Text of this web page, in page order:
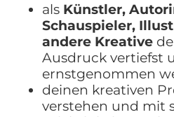
als Künstler,
Schauspieler,
andere Kreative
Ausdruck vertiefst
ernstgenommen
deinen kreativen
verstehen und mit